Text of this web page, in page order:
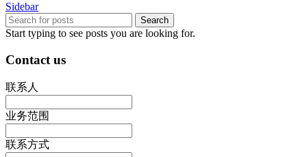
Sidebar
Search
Start typing to see posts you are looking for.
Contact us
联系人
业务范围
联系方式